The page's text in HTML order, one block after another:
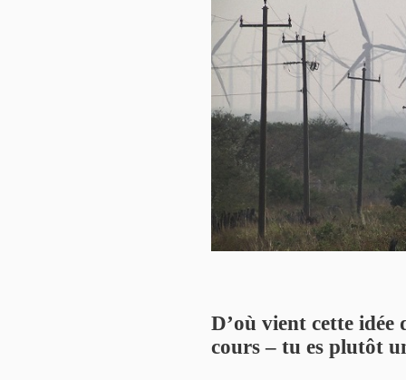
D’où vient cette
cours – tu es plutôt